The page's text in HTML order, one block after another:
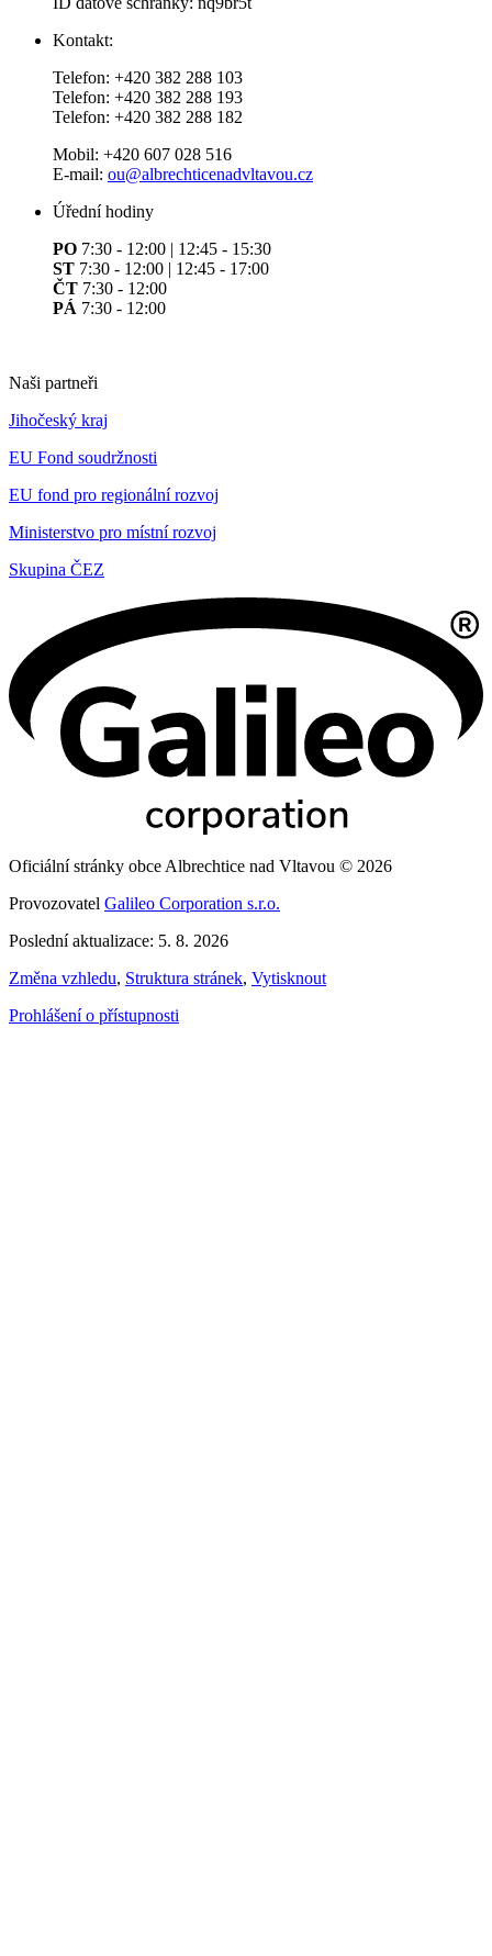
Kontakt:
Telefon: +420 382 288 103
Telefon: +420 382 288 193
Telefon: +420 382 288 182
Mobil: +420 607 028 516
E-mail: ou@albrechticenadvltavou.cz
Úřední hodiny
PO 7:30 - 12:00 | 12:45 - 15:30
ST 7:30 - 12:00 | 12:45 - 17:00
ČT 7:30 - 12:00
PÁ 7:30 - 12:00
Naši partneři
Jihočeský kraj
EU Fond soudržnosti
EU fond pro regionální rozvoj
Ministerstvo pro místní rozvoj
Skupina ČEZ
Oficiální stránky obce Albrechtice nad Vltavou © 2026
Provozovatel Galileo Corporation s.r.o.
Poslední aktualizace: 5. 8. 2026
Změna vzhledu, Struktura stránek, Vytisknout
Prohlášení o přístupnosti